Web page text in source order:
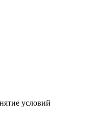
условий